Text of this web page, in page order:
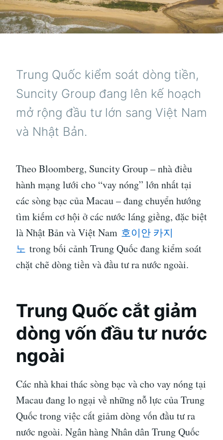
Trung Quốc kiểm soát dòng tiền,
Suncity Group đang lên kế hoạch
mở rộng đầu tư lớn sang Việt Nam
và Nhật Bản.
Theo Bloomberg, Suncity Group – nhà điều
hành mạng lưới cho “vay nóng” lớn nhất tại
các sòng bạc của Macau – đang chuyển hướng
tìm kiếm cơ hội ở các nước láng giềng, đặc biệt
là Nhật Bản và Việt Nam 호이안 카지
노 trong bối cảnh Trung Quốc đang kiểm soát
chặt chẽ dòng tiền và đầu tư ra nước ngoài.
Trung Quốc cắt giảm
dòng vốn đầu tư nước
ngoài
Các nhà khai thác sòng bạc và cho vay nóng tại
Macau đang lo ngại về những nỗ lực của Trung
Quốc trong việc cắt giảm dòng vốn đầu tư ra
nước ngoài. Ngân hàng Nhân dân Trung Quốc